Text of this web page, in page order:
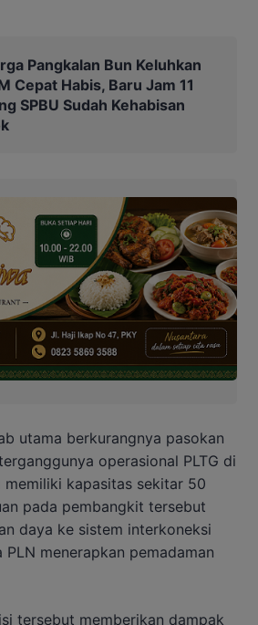
Pangkalan Bun Keluhkan
Cepat Habis, Baru Jam 11
SPBU Sudah Kehabisan
utama berkurangnya pasokan
operasional PLTG di
memiliki kapasitas sekitar 50
pada pembangkit tersebut
daya ke sistem interkoneksi
PLN menerapkan pemadaman
tersebut memberikan dampak